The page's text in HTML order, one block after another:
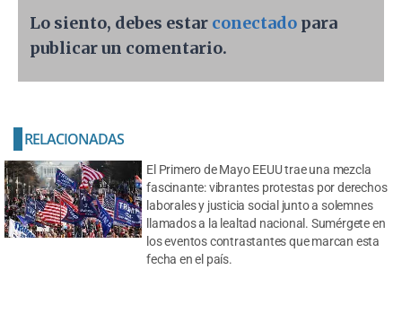
Lo siento, debes estar conectado para
publicar un comentario.
El Primero de Mayo EEUU trae una mezcla
fascinante: vibrantes protestas por derechos
laborales y justicia social junto a solemnes
llamados a la lealtad nacional. Sumérgete en
los eventos contrastantes que marcan esta
fecha en el país.
RELACIONADAS